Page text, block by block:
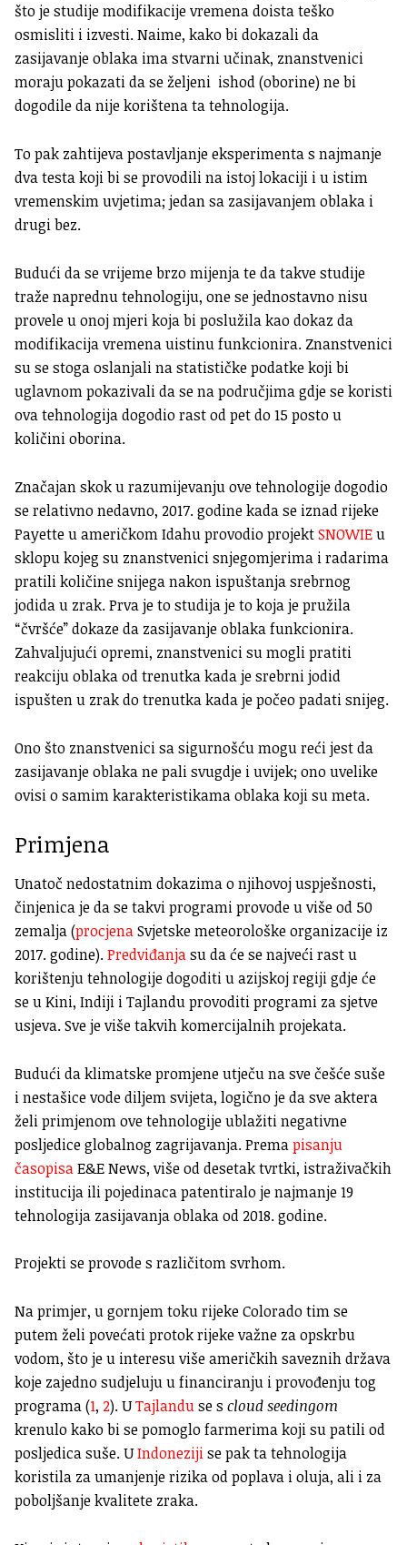
što je studije modifikacije vremena doista teško
osmisliti i izvesti. Naime, kako bi dokazali da
zasijavanje oblaka ima stvarni učinak, znanstvenici
moraju pokazati da se željeni ishod (oborine) ne bi
dogodile da nije korištena ta tehnologija.
To pak zahtijeva postavljanje eksperimenta s najmanje
dva testa koji bi se provodili na istoj lokaciji i u istim
vremenskim uvjetima; jedan sa zasijavanjem oblaka i
drugi bez.
Budući da se vrijeme brzo mijenja te da takve studije
traže naprednu tehnologiju, one se jednostavno nisu
provele u onoj mjeri koja bi poslužila kao dokaz da
modifikacija vremena uistinu funkcionira. Znanstvenici
su se stoga oslanjali na statističke podatke koji bi
uglavnom pokazivali da se na područjima gdje se koristi
ova tehnologija dogodio rast od pet do 15 posto u
količini oborina.
Značajan skok u razumijevanju ove tehnologije dogodio
se relativno nedavno, 2017. godine kada se iznad rijeke
Payette u američkom Idahu provodio projektSNOWIEu
sklopu kojeg su znanstvenici snjegomjerima i radarima
pratili količine snijega nakon ispuštanja srebrnog
jodida u zrak. Prva je to studija je to koja je pružila
“čvršće” dokaze da zasijavanje oblaka funkcionira.
Zahvaljujući opremi, znanstvenici su mogli pratiti
reakciju oblaka od trenutka kada je srebrni jodid
ispušten u zrak do trenutka kada je počeo padati snijeg.
Ono što znanstvenici sa sigurnošću mogu reći jest da
zasijavanje oblaka ne pali svugdje i uvijek; ono uvelike
ovisi o samim karakteristikama oblaka koji su meta.
Primjena
Unatoč nedostatnim dokazima o njihovoj uspješnosti,
činjenica je da se takvi programi provode u više od 50
zemalja (procjenaSvjetske meteorološke organizacije iz
2017. godine).Predviđanjasu da će se najveći rast u
korištenju tehnologije dogoditi u azijskoj regiji gdje će
se u Kini, Indiji i Tajlandu provoditi programi za sjetve
usjeva. Sve je više takvih komercijalnih projekata.
Budući da klimatske promjene utječu na sve češće suše
i nestašice vode diljem svijeta, logično je da sve aktera
želi primjenom ove tehnologije ublažiti negativne
posljedice globalnog zagrijavanja. Premapisanju
časopisaE&E News, više od desetak tvrtki, istraživačkih
institucija ili pojedinaca patentiralo je najmanje 19
tehnologija zasijavanja oblaka od 2018. godine.
Projekti se provode s različitom svrhom.
Na primjer, u gornjem toku rijeke Colorado tim se
putem želi povećati protok rijeke važne za opskrbu
vodom, što je u interesu više američkih saveznih država
koje zajedno sudjeluju u financiranju i provođenju tog
programa (1, 2). UTajlanduse s cloud seedingom
krenulo kako bi se pomoglo farmerima koji su patili od
posljedica suše. UIndonezijise pak ta tehnologija
koristila za umanjenje rizika od poplava i oluja, ali i za
poboljšanje kvalitete zraka.